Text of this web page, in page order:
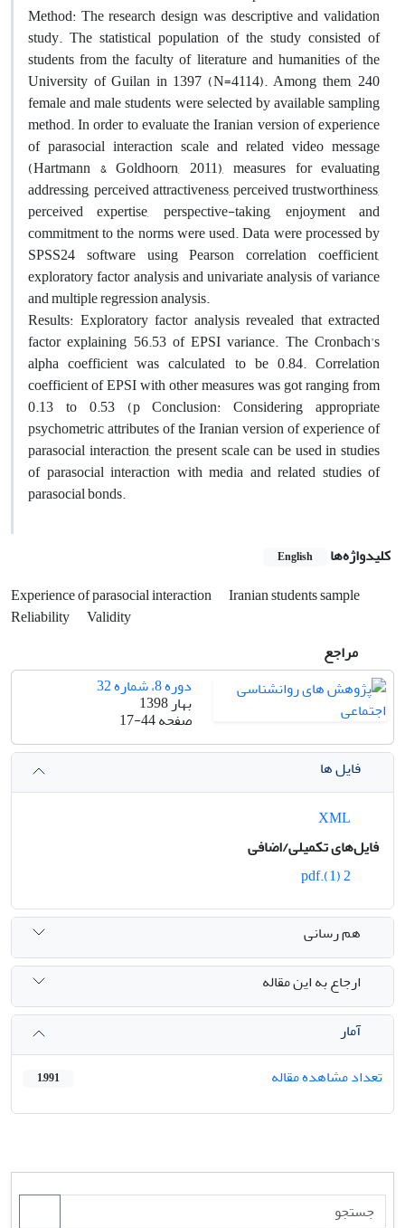
Method: The research design was descriptive and validation
study. The statistical population of the study consisted of
students from the faculty of literature and humanities of the
University of Guilan in 1397 (N=4114). Among them, 240
female and male students were selected by available sampling
method. In order to evaluate the Iranian version of experience
of parasocial interaction scale and related video message
(Hartmann & Goldhoorn, 2011), measures for evaluating
addressing, perceived attractiveness, perceived trustworthiness,
perceived expertise, perspective-taking, enjoyment and
commitment to the norms were used. Data were processed by
SPSS24 software using Pearson correlation coefficient,
exploratory factor analysis and univariate analysis of variance
and multiple regression analysis.
Results: Exploratory factor analysis revealed that extracted
factor explaining 56.53 of EPSI variance. The Cronbach's
alpha coefficient was calculated to be 0.84. Correlation
coefficient of EPSI with other measures was got ranging from
0.13 to 0.53 (p Conclusion: Considering appropriate
psychometric attributes of the Iranian version of experience of
parasocial interaction, the present scale can be used in studies
of parasocial interaction with media and related studies of
parasocial bonds.
کلیدواژه‌ها English
Experience of parasocial interaction
Iranian students sample
Reliability
Validity
مراجع
دوره 8، شماره 32
بهار 1398
صفحه17-44
فایل ها
فایل‌های تکمیلی/اضافی
هم رسانی
ارجاع به این مقاله
آمار
تعداد مشاهده مقاله
1,991